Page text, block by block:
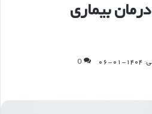
بیماری
۰۶
0